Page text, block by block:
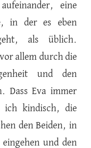
eine
in der es eben
als üblich.
allem durch die
und den
Dass Eva immer
ich kindisch, die
den Beiden, in
und den